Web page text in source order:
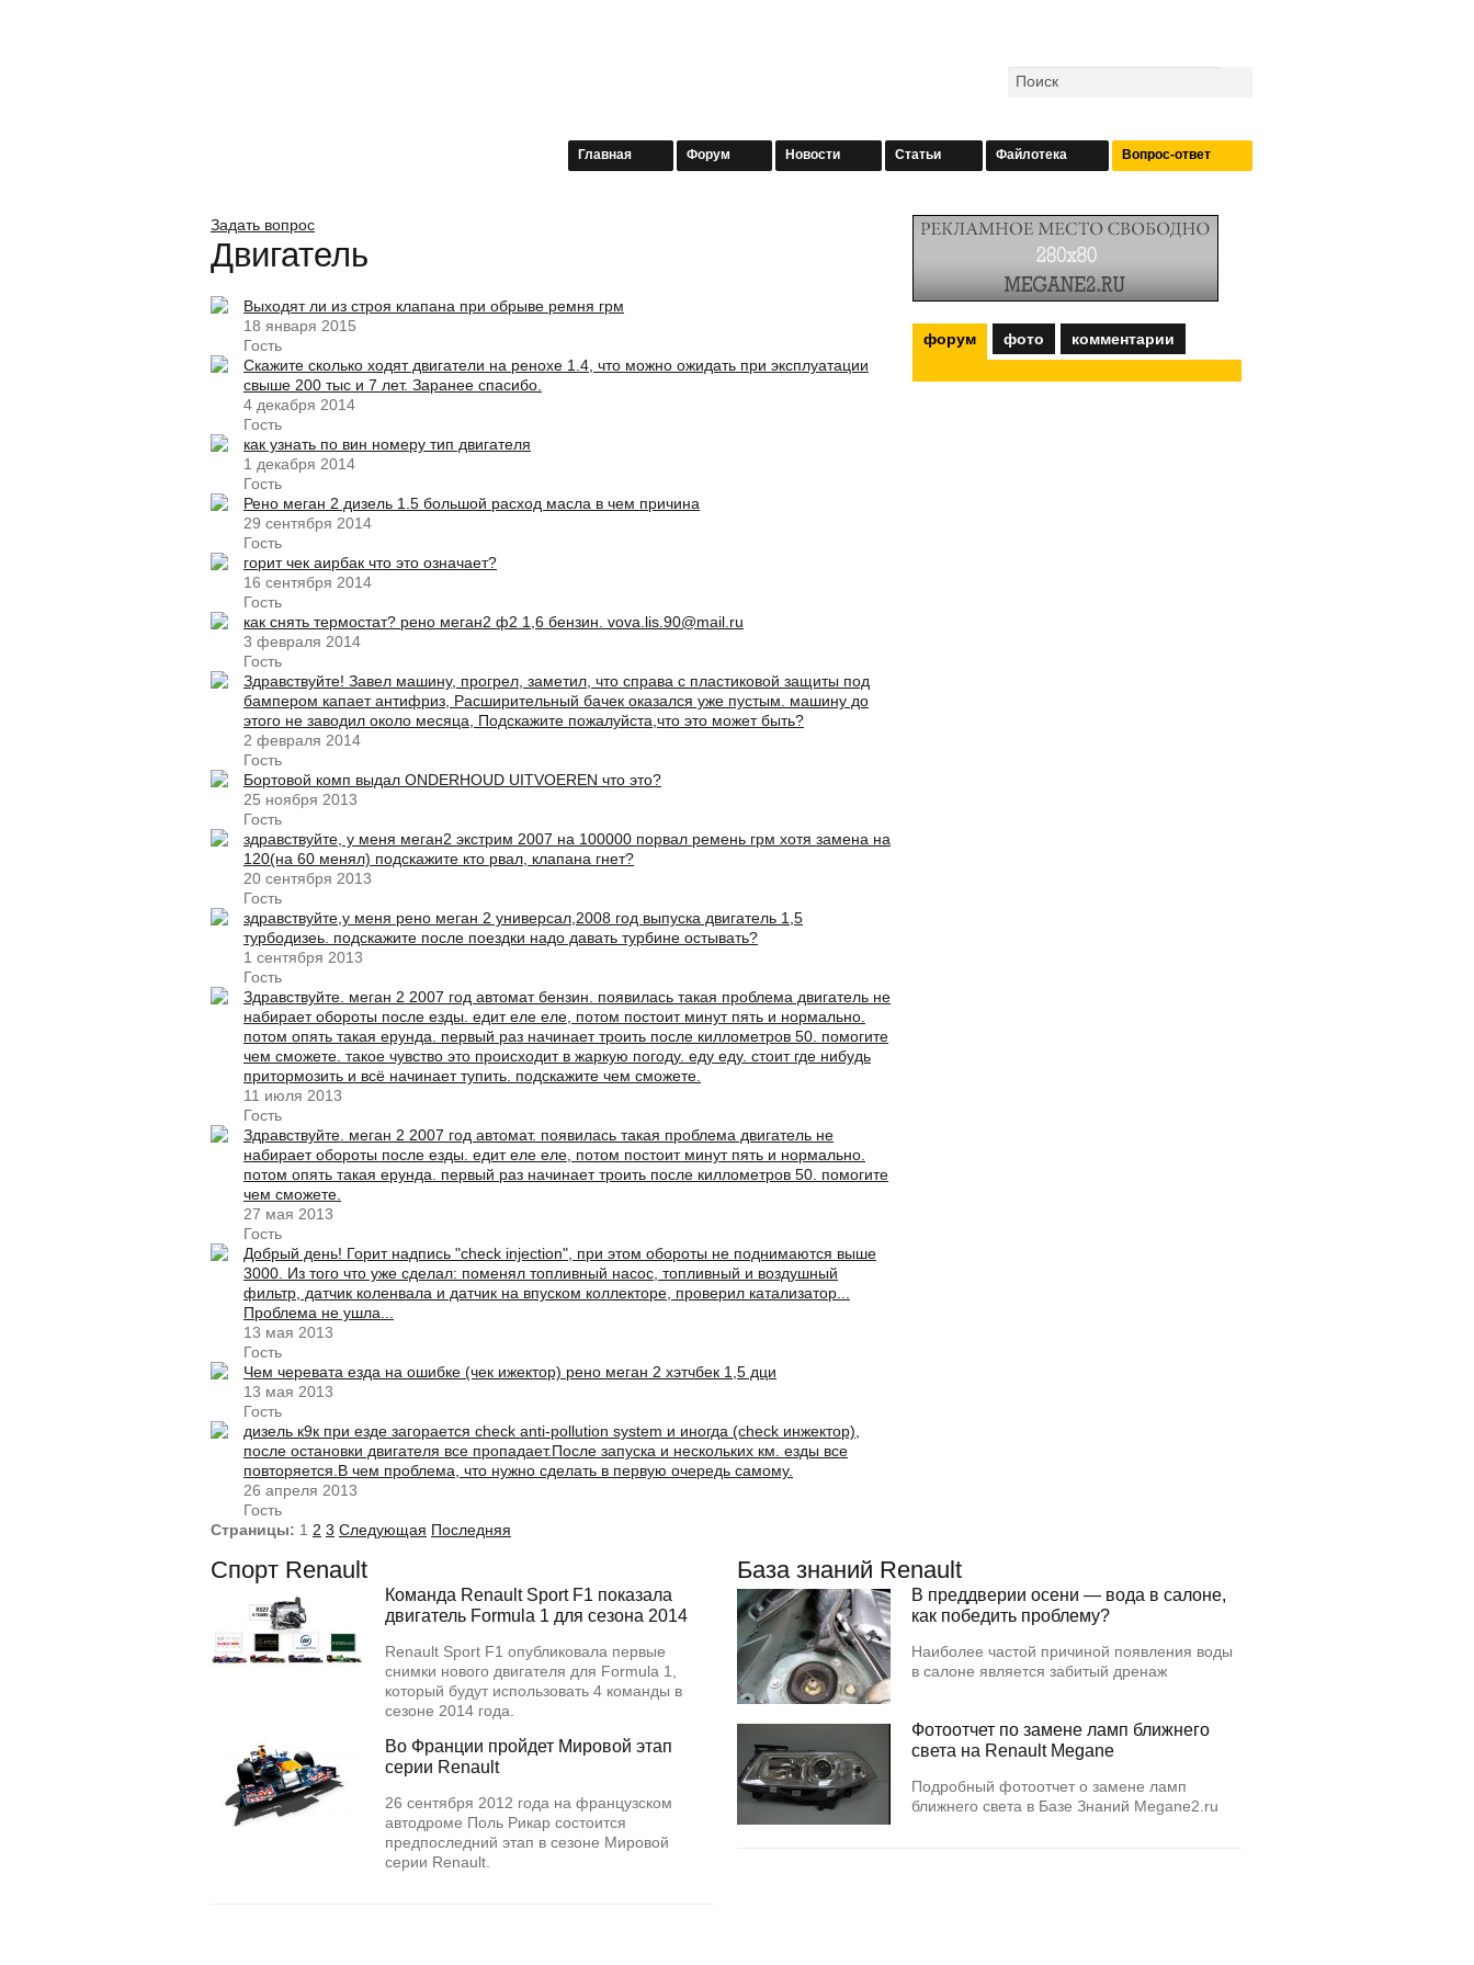
Главная Форум Новости Статьи Файлотека Вопрос-ответ
Задать вопрос
Двигатель
Выходят ли из строя клапана при обрыве ремня грм
18 января 2015
Гость
Скажите сколько ходят двигатели на ренохе 1.4, что можно ожидать при эксплуатации
свыше 200 тыс и 7 лет. Заранее спасибо.
4 декабря 2014
Гость
как узнать по вин номеру тип двигателя
1 декабря 2014
Гость
Рено меган 2 дизель 1.5 большой расход масла в чем причина
29 сентября 2014
Гость
горит чек аирбак что это означает?
16 сентября 2014
Гость
как снять термостат? рено меган2 ф2 1,6 бензин. vova.lis.90@mail.ru
3 февраля 2014
Гость
Здравствуйте! Завел машину, прогрел, заметил, что справа с пластиковой защиты под
бампером капает антифриз, Расширительный бачек оказался уже пустым. машину до
этого не заводил около месяца, Подскажите пожалуйста,что это может быть?
2 февраля 2014
Гость
Бортовой комп выдал ONDERHOUD UITVOEREN что это?
25 ноября 2013
Гость
здравствуйте, у меня меган2 экстрим 2007 на 100000 порвал ремень грм хотя замена на
120(на 60 менял) подскажите кто рвал, клапана гнет?
20 сентября 2013
Гость
здравствуйте,у меня рено меган 2 универсал,2008 год выпуска двигатель 1,5
турбодизеь. подскажите после поездки надо давать турбине остывать?
1 сентября 2013
Гость
Здравствуйте. меган 2 2007 год автомат бензин. появилась такая проблема двигатель не
набирает обороты после езды. едит еле еле, потом постоит минут пять и нормально.
потом опять такая ерунда. первый раз начинает троить после киллометров 50. помогите
чем сможете. такое чувство это происходит в жаркую погоду. еду еду. стоит где нибудь
притормозить и всё начинает тупить. подскажите чем сможете.
11 июля 2013
Гость
Здравствуйте. меган 2 2007 год автомат. появилась такая проблема двигатель не
набирает обороты после езды. едит еле еле, потом постоит минут пять и нормально.
потом опять такая ерунда. первый раз начинает троить после киллометров 50. помогите
чем сможете.
27 мая 2013
Гость
Добрый день! Горит надпись "check injection", при этом обороты не поднимаются выше
3000. Из того что уже сделал: поменял топливный насос, топливный и воздушный
фильтр, датчик коленвала и датчик на впуском коллекторе, проверил катализатор...
Проблема не ушла...
13 мая 2013
Гость
Чем черевата езда на ошибке (чек ижектор) рено меган 2 хэтчбек 1,5 дци
13 мая 2013
Гость
дизель к9к при езде загорается check anti-pollution system и иногда (check инжектор),
после остановки двигателя все пропадает.После запуска и нескольких км. езды все
повторяется.В чем проблема, что нужно сделать в первую очередь самому.
26 апреля 2013
Гость
Страницы: 1 2 3 Следующая Последняя
форум фото комментарии
Спорт Renault
Команда Renault Sport F1 показала
двигатель Formula 1 для сезона 2014
Renault Sport F1 опубликовала первые
снимки нового двигателя для Formula 1,
который будут использовать 4 команды в
сезоне 2014 года.
Во Франции пройдет Мировой этап
серии Renault
26 сентября 2012 года на французском
автодроме Поль Рикар состоится
предпоследний этап в сезоне Мировой
серии Renault.
База знаний Renault
В преддверии осени — вода в салоне,
как победить проблему?
Наиболее частой причиной появления воды
в салоне является забитый дренаж
Фотоотчет по замене ламп ближнего
света на Renault Megane
Подробный фотоотчет о замене ламп
ближнего света в Базе Знаний Megane2.ru